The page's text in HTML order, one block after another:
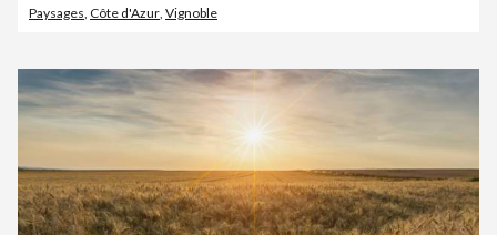
Paysages, Côte d'Azur, Vignoble